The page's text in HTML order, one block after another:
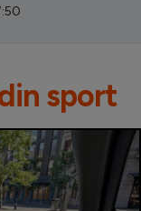
sport